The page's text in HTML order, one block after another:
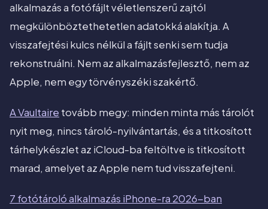
alkalmazás a fotófájlt véletlenszerű zajtól
megkülönböztethetetlen adatokká alakítja. A
visszafejtési kulcs nélkül a fájlt senki sem tudja
rekonstruálni. Nem az alkalmazásfejlesztő, nem az
Apple, nem egy törvényszéki szakértő.
A Vaultaire tovább megy: minden minta más tárolót
nyit meg, nincs tároló-nyilvántartás, és a titkosított
tárhelykészlet az iCloud-ba feltöltve is titkosított
marad, amelyet az Apple nem tud visszafejteni.
7 fotótároló alkalmazás iPhone-ra 2026-ban